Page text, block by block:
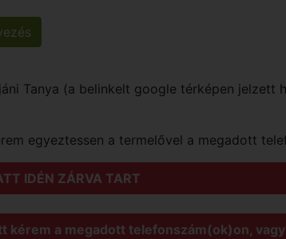
Tanya (a belinkelt google térképen jelzett
egyeztessen a termelővel a megadott
IDÉN ZÁRVA TART
kérem a megadott telefonszám(ok)on,